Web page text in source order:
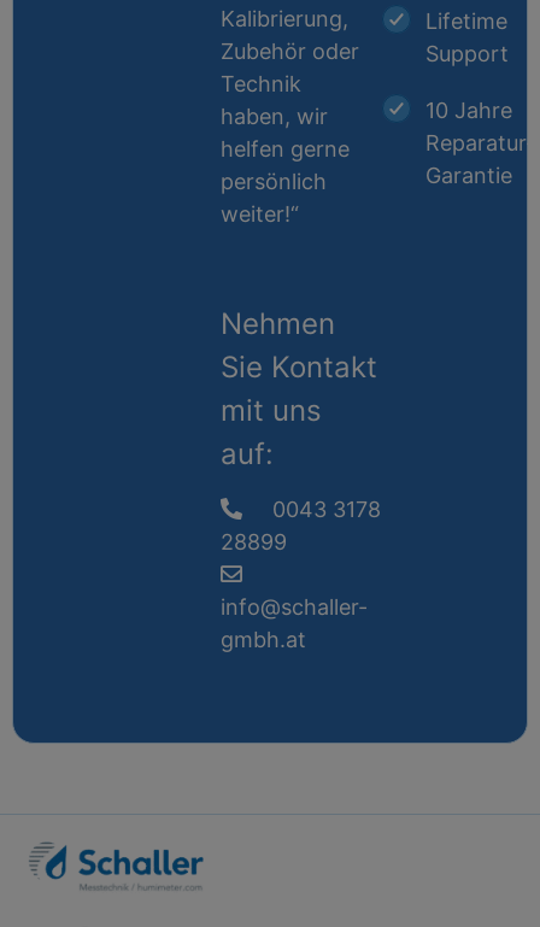
Kalibrierung,
Zubehör oder
Technik
haben, wir
helfen gerne
persönlich
weiter!“
Nehmen
Sie Kontakt
mit uns
auf:
0043 3178
28899
info@schaller-
gmbh.at
Lifetime
Support
10 Jahre
Reparatur-
Garantie